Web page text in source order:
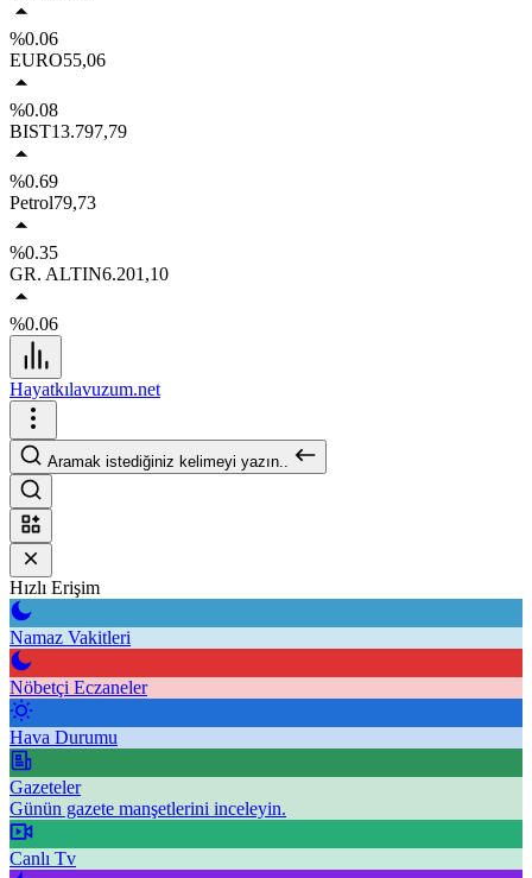
%0.06
EURO55,06
%0.08
BIST13.797,79
%0.69
Petrol79,73
%0.35
GR. ALTIN6.201,10
%0.06
Hayatkılavuzum.net
Aramak istediğiniz kelimeyi yazın..
Hızlı Erişim
Namaz Vakitleri
Nöbetçi Eczaneler
Hava Durumu
Gazeteler
Günün gazete manşetlerini inceleyin.
Canlı Tv